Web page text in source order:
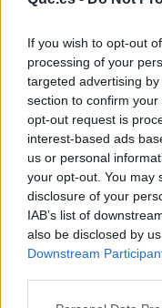
If you wish to opt-out
processing of your
targeted advertising
section to confirm
opt-out request is
interest-based ads
us or personal
your opt-out. You may
disclosure of your
IAB’s list of
also be disclosed by
Downstream